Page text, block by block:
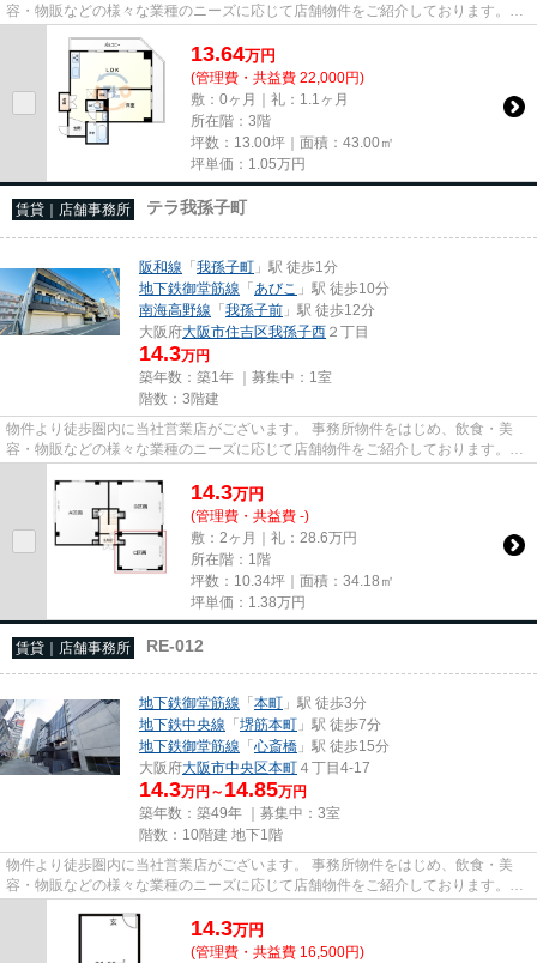
容・物販などの様々な業種のニーズに応じて店舗物件をご紹介しております。
尚、弊社ではおとり広告は一切...
13.64万円
(管理費・共益費 22,000円)
敷：0ヶ月｜礼：1.1ヶ月
所在階：3階
坪数：13.00坪｜面積：43.00㎡
坪単価： 1.05万円
賃貸｜店舗事務所 テラ我孫子町
阪和線 「我孫子町 」駅 徒歩1分
地下鉄御堂筋線 「あびこ 」駅 徒歩10分
南海高野線 「我孫子前 」駅 徒歩12分
大阪府大阪市住吉区我孫子西 ２丁目
14.3万円
築年数：築1年 ｜募集中： 1室
階数：3階建
物件より徒歩圏内に当社営業店がございます。 事務所物件をはじめ、飲食・美
容・物販などの様々な業種のニーズに応じて店舗物件をご紹介しております。
尚、弊社ではおとり広告は一切...
14.3万円
(管理費・共益費 -)
敷：2ヶ月｜礼：28.6万円
所在階：1階
坪数：10.34坪｜面積：34.18㎡
坪単価： 1.38万円
賃貸｜店舗事務所 RE-012
地下鉄御堂筋線 「本町 」駅 徒歩3分
地下鉄中央線 「堺筋本町 」駅 徒歩7分
地下鉄御堂筋線 「心斎橋 」駅 徒歩15分
大阪府大阪市中央区本町 ４丁目4-17
14.3万円～ 14.85万円
築年数：築49年 ｜募集中： 3室
階数：10階建 地下1階
物件より徒歩圏内に当社営業店がございます。 事務所物件をはじめ、飲食・美
容・物販などの様々な業種のニーズに応じて店舗物件をご紹介しております。
尚、弊社ではおとり広告は一切...
14.3万円
(管理費・共益費 16,500円)